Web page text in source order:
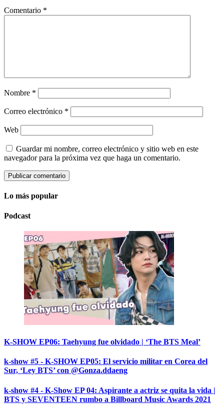
Comentario *
Nombre *
Correo electrónico *
Web
Guardar mi nombre, correo electrónico y sitio web en este
navegador para la próxima vez que haga un comentario.
Lo más popular
Podcast
K-SHOW EP06: Taehyung fue olvidado | ‘The BTS Meal’
k-show #5 - K-SHOW EP05: El servicio militar en Corea del
Sur, ‘Ley BTS’ con @Gonza.ddaeng
k-show #4 - K-Show EP 04: Aspirante a actriz se quita la vida |
BTS y SEVENTEEN rumbo a Billboard Music Awards 2021